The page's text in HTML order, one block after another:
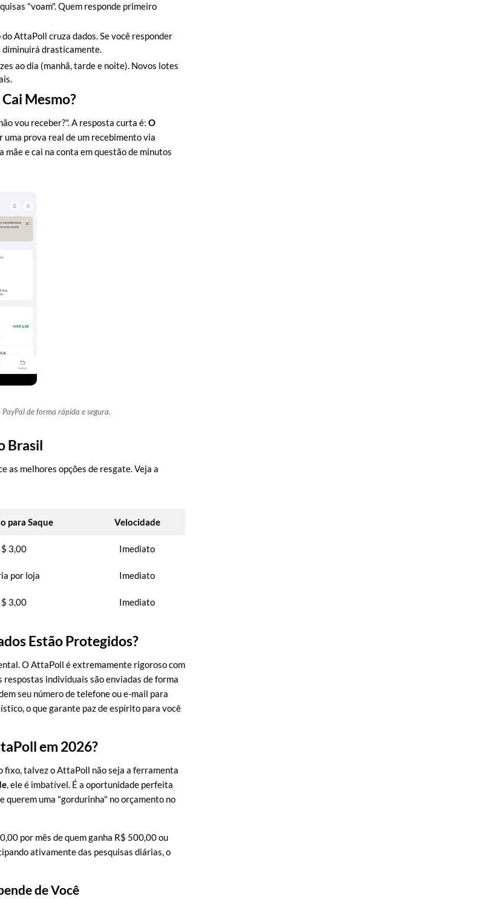
"voam". Quem responde primeiro
AttaPoll cruza dados. Se você responder
diminuirá drasticamente.
ao dia (manhã, tarde e noite). Novos lotes
Mesmo?
vou receber?". A resposta curta é: O
uma prova real de um recebimento via
e cai na conta em questão de minutos
de forma rápida e segura.
Brasil
as melhores opções de resgate. Veja a
para Saque Velocidade
$ 3,00 Imediato
por loja Imediato
$ 3,00 Imediato
Estão Protegidos?
O AttaPoll é extremamente rigoroso com
respostas individuais são enviadas de forma
seu número de telefone ou e-mail para
o que garante paz de espírito para você
em 2026?
fixo, talvez o AttaPoll não seja a ferramenta
, ele é imbatível. É a oportunidade perfeita
querem uma "gordurinha" no orçamento no
por mês de quem ganha R$ 500,00 ou
ativamente das pesquisas diárias, o
de Você